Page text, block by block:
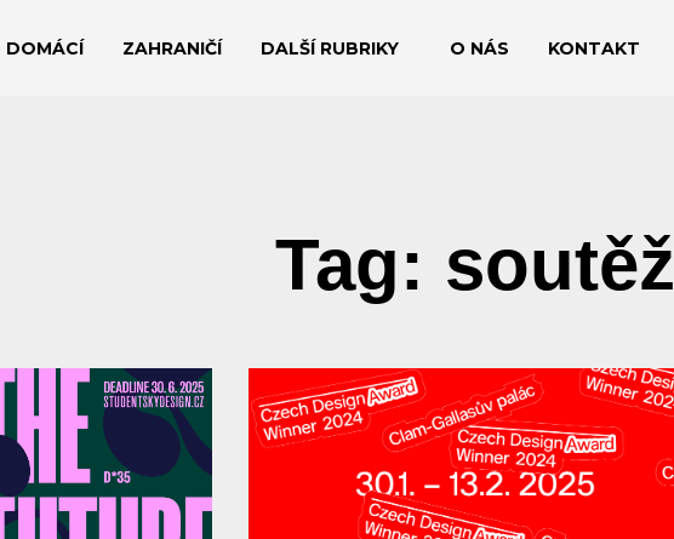
DOMÁCÍ ZAHRANIČÍ DALŠÍ RUBRIKY O NÁS KONTAKT
Tag: soutěž